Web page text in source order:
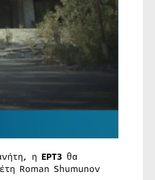
η ΕΡΤ3 θα
Roman Shumunov